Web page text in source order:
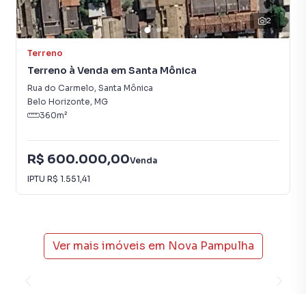
2
Terreno
Terreno à Venda em Santa Mônica
Rua do Carmelo, Santa Mônica
Belo Horizonte, MG
360m²
R$ 600.000,00Venda
IPTU R$ 1.551,41
Ver mais imóveis em Nova Pampulha